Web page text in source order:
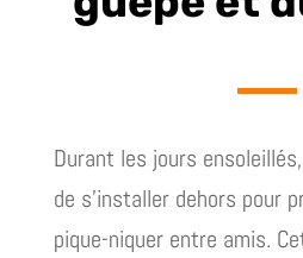
Durant les jours
de s’installer dehors pour
pique-niquer entre amis.